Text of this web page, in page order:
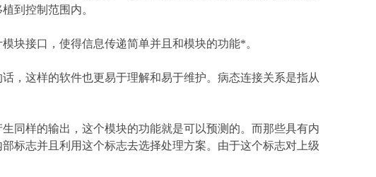
到控制范围内。
块接口，使得信息传递简单并且和模块的功能*。
，这样的软件也更易于理解和易于维护。病态连接关系是指从
同样的输出，这个模块的功能就是可以预测的。而那些具有内
标志并且利用这个标志去选择处理方案。由于这个标志对上级